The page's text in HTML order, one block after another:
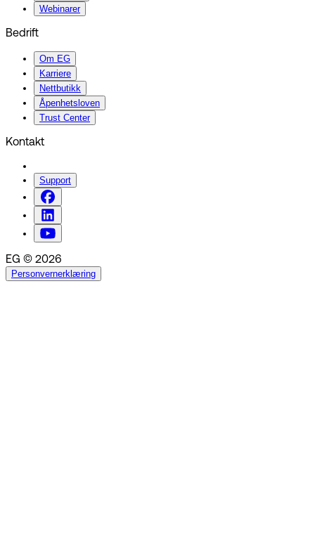
Webinarer
Bedrift
Om EG
Karriere
Nettbutikk
Åpenhetsloven
Trust Center
Kontakt
Support
EG © 2026
Personvernerklæring